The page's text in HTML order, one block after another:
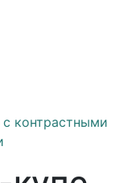
контрастными